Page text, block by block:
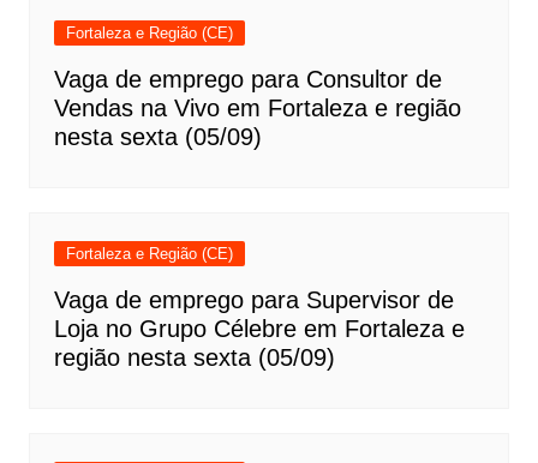
Fortaleza e Região (CE)
Vaga de emprego para Consultor de
Vendas na Vivo em Fortaleza e região
nesta sexta (05/09)
Fortaleza e Região (CE)
Vaga de emprego para Supervisor de
Loja no Grupo Célebre em Fortaleza e
região nesta sexta (05/09)